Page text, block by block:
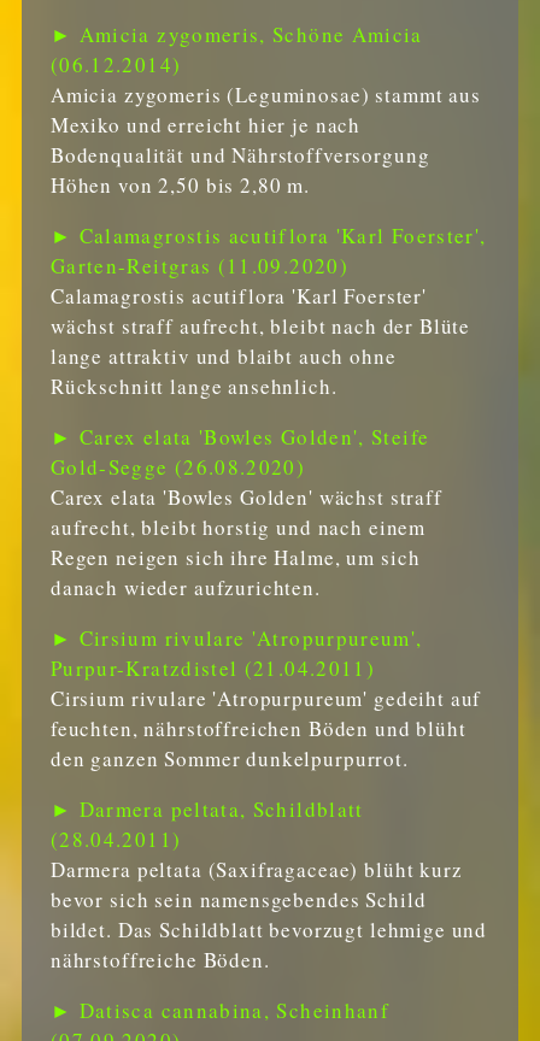
► Amicia zygomeris, Schöne Amicia
(06.12.2014)
Amicia zygomeris (Leguminosae) stammt aus
Mexiko und erreicht hier je nach
Bodenqualität und Nährstoffversorgung
Höhen von 2,50 bis 2,80 m.
► Calamagrostis acutiflora 'Karl Foerster',
Garten-Reitgras (11.09.2020)
Calamagrostis acutiflora 'Karl Foerster'
wächst straff aufrecht, bleibt nach der Blüte
lange attraktiv und blaibt auch ohne
Rückschnitt lange ansehnlich.
► Carex elata 'Bowles Golden', Steife
Gold-Segge (26.08.2020)
Carex elata 'Bowles Golden' wächst straff
aufrecht, bleibt horstig und nach einem
Regen neigen sich ihre Halme, um sich
danach wieder aufzurichten.
► Cirsium rivulare 'Atropurpureum',
Purpur-Kratzdistel (21.04.2011)
Cirsium rivulare 'Atropurpureum' gedeiht auf
feuchten, nährstoffreichen Böden und blüht
den ganzen Sommer dunkelpurpurrot.
► Darmera peltata, Schildblatt
(28.04.2011)
Darmera peltata (Saxifragaceae) blüht kurz
bevor sich sein namensgebendes Schild
bildet. Das Schildblatt bevorzugt lehmige und
nährstoffreiche Böden.
► Datisca cannabina, Scheinhanf